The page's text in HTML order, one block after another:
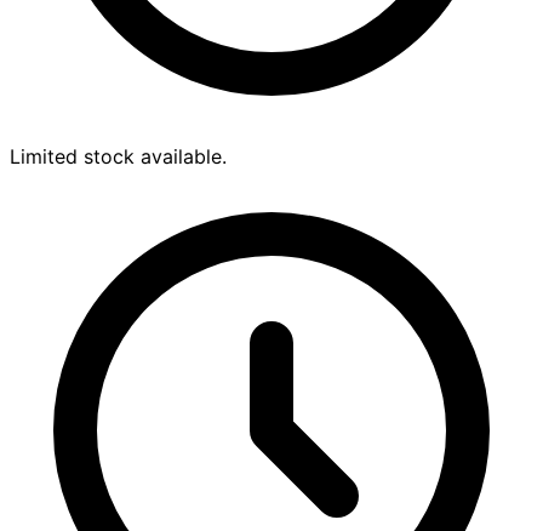
Limited stock available.